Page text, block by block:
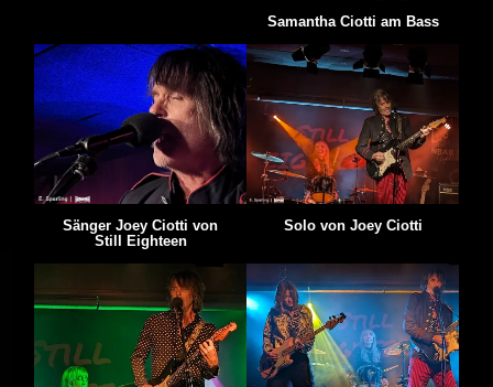
Samantha Ciotti am Bass
Sänger Joey Ciotti von
Still Eighteen
Solo von Joey Ciotti